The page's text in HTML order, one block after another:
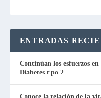
ENTRADAS
Continúan los esfuerzos
Diabetes tipo 2
Conoce la relación de la